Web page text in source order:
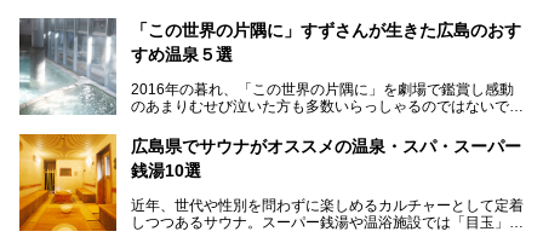
厳島神社と原爆ドームの2つの世界文化遺産があり、年間を
通して多数の観光客が訪れます。工業都市として栄えた呉市
や、坂の町・尾道市など、ゆっくり訪れたい町や観光スポッ
モン、全国にファンが多い広島風お好み焼きなどのグルメも
充実。
銭湯をご紹介します。
「この世界の片隅に」すずさんが生きた広島のおす
すめ温泉５選
2016年の暮れ、「この世界の片隅に」を劇場で鑑賞し感動
のあまりむせび泣いた方も多数いらっしゃるのではないでし
あの夏のヒロシマを生きた主人公すずさんの笑顔が、今もど
こかに輝きつづけていることをふと思い浮かべます。
そんな映画の舞台となった広島県呉市を中心に、広島のおす
広島県でサウナがオススメの温泉・スパ・スーパー
銭湯10選
近年、世代や性別を問わずに楽しめるカルチャーとして定着
しつつあるサウナ。スーパー銭湯や温浴施設では「目玉」と